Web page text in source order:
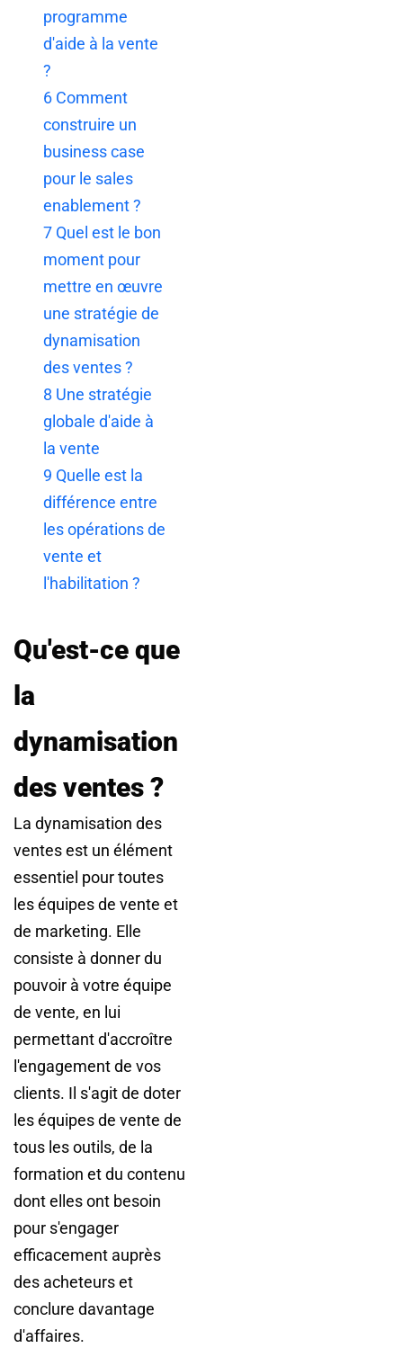
programme
d'aide à la vente
?
6 Comment
construire un
business case
pour le sales
enablement ?
7 Quel est le bon
moment pour
mettre en œuvre
une stratégie de
dynamisation
des ventes ?
8 Une stratégie
globale d'aide à
la vente
9 Quelle est la
différence entre
les opérations de
vente et
l'habilitation ?
Qu'est-ce que
la
dynamisation
des ventes ?
La dynamisation des
ventes est un élément
essentiel pour toutes
les équipes de vente et
de marketing. Elle
consiste à donner du
pouvoir à votre équipe
de vente, en lui
permettant d'accroître
l'engagement de vos
clients. Il s'agit de doter
les équipes de vente de
tous les outils, de la
formation et du contenu
dont elles ont besoin
pour s'engager
efficacement auprès
des acheteurs et
conclure davantage
d'affaires.